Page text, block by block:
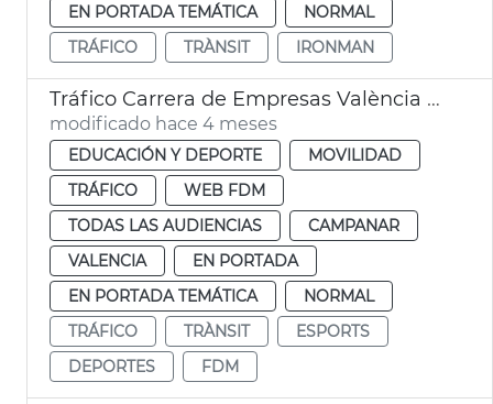
EN PORTADA TEMÁTICA
NORMAL
TRÁFICO
TRÀNSIT IRONMAN
Tráfico Carrera de Empresas València 2026
modificado hace 4 meses
EDUCACIÓN Y DEPORTE
MOVILIDAD
TRÁFICO
WEB FDM
TODAS LAS AUDIENCIAS
CAMPANAR
VALENCIA
EN PORTADA
EN PORTADA TEMÁTICA
NORMAL
TRÁFICO
TRÀNSIT
ESPORTS
DEPORTES
FDM